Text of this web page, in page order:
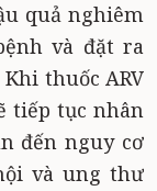
quả nghiêm
và đặt ra
thuốc ARV
tiếp tục nhân
đến nguy cơ
và ung thư